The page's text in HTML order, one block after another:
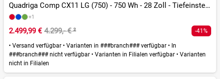
Quadriga Comp CX11 LG (750) - 750 Wh - 28 Zoll - Tiefeinsteiger
+1
2.499,99 € 4.299,- €² -41%
• Versand verfügbar • Varianten in ###branch### verfügbar • In
###branch### nicht verfügbar • Varianten in Filialen verfügbar • Varianten
nicht in Filialen